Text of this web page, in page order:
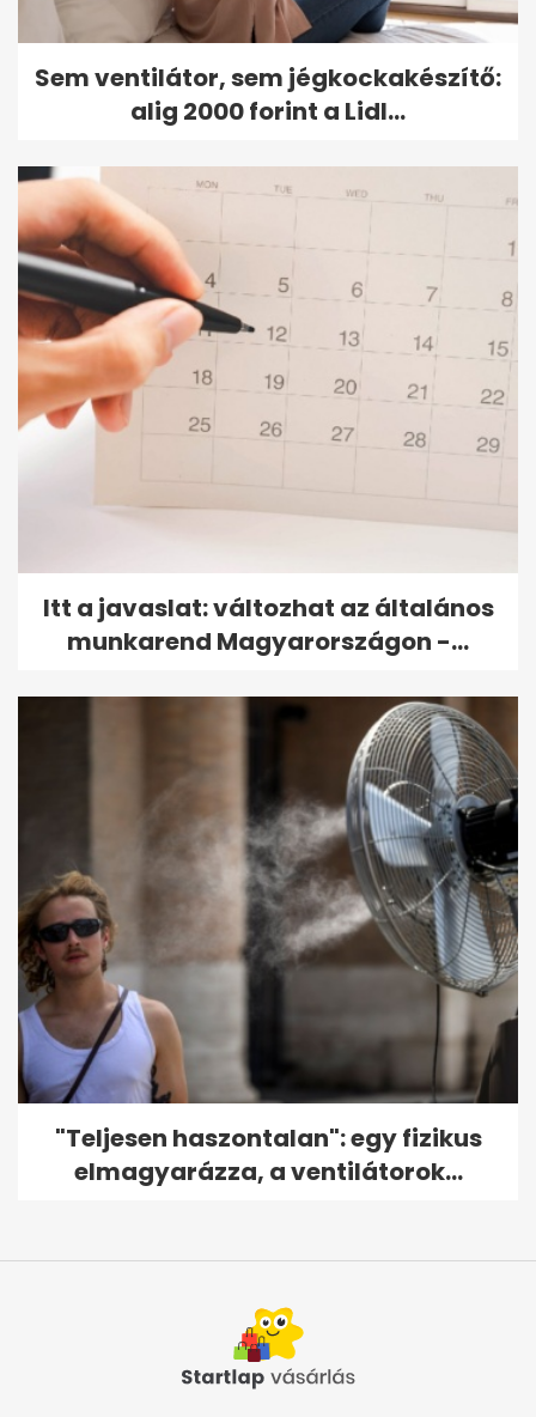
Sem ventilátor, sem jégkockakészítő:
alig 2000 forint a Lidl...
Itt a javaslat: változhat az általános
munkarend Magyarországon -...
"Teljesen haszontalan": egy fizikus
elmagyarázza, a ventilátorok...